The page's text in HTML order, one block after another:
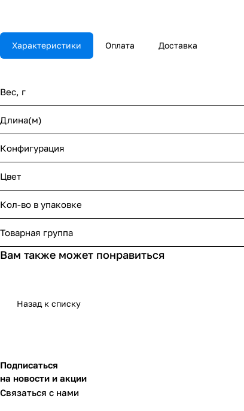
Характеристики Оплата Доставка
Вес, г
Длина(м)
Конфигурация
Цвет
Кол-во в упаковке
Товарная группа
Вам также может понравиться
Назад к списку
Подписаться
на новости и акции
Связаться с нами